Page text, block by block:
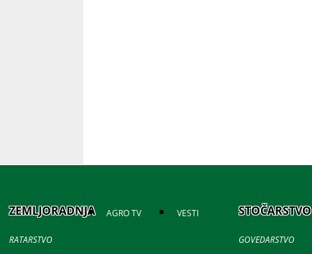
ZEMLJORADNJA
RATARSTVO
AGRO TV VESTI STOČARSTVO
GOVEDARSTVO